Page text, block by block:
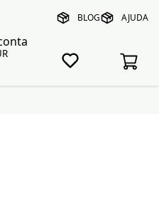
BLOG AJUDA